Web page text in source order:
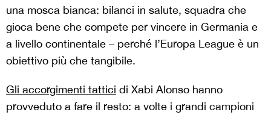
una mosca bianca: bilanci in salute, squadra che
gioca bene che compete per vincere in Germania e
a livello continentale – perché l’Europa League è un
obiettivo più che tangibile.
Gli accorgimenti tattici di Xabi Alonso hanno
provveduto a fare il resto: a volte i grandi campioni